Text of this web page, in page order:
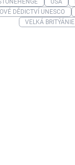
USA
DĚDICTVÍ UNESCO
VELKÁ BRITÝÁNIE